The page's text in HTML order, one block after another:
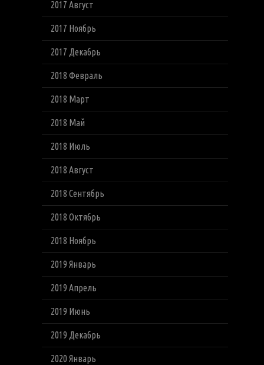
2017 Август
2017 Ноябрь
2017 Декабрь
2018 Февраль
2018 Март
2018 Май
2018 Июль
2018 Август
2018 Сентябрь
2018 Октябрь
2018 Ноябрь
2019 Январь
2019 Апрель
2019 Июнь
2019 Декабрь
2020 Январь